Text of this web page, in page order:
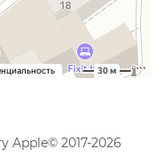
Apple© 2017-2026